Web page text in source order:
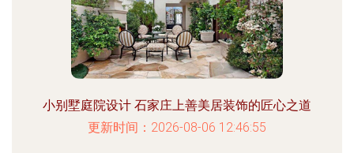
小别墅庭院设计 石家庄上善美居装饰的匠心之道
更新时间：2026-08-06 12:46:55